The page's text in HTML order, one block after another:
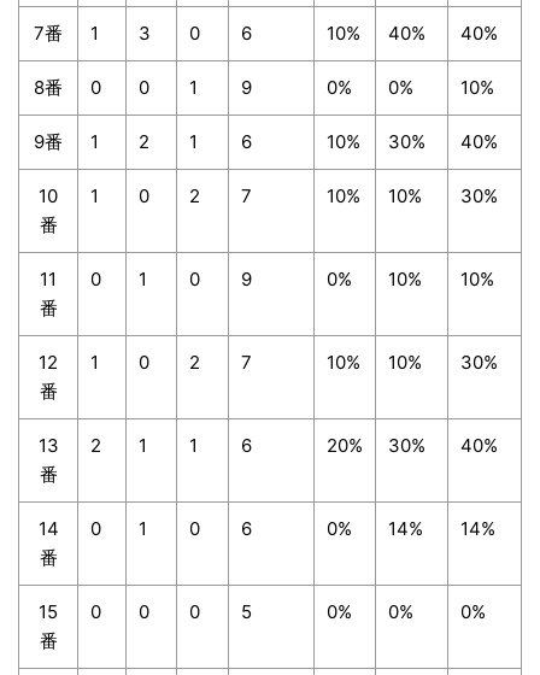
7番 1 3 0 6 10% 40% 40%
8番 0 0 1 9 0% 0% 10%
9番 1 2 1 6 10% 30% 40%
10
番
1 0 2 7 10% 10% 30%
11
番
0 1 0 9 0% 10% 10%
12
番
1 0 2 7 10% 10% 30%
13
番
2 1 1 6 20% 30% 40%
14
番
0 1 0 6 0% 14% 14%
15
番
0 0 0 5 0% 0% 0%